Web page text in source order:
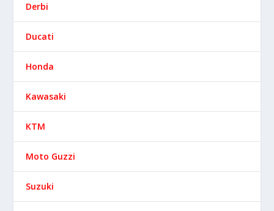
Derbi
Ducati
Honda
Kawasaki
KTM
Moto Guzzi
Suzuki